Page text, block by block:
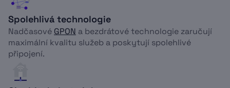
Spolehlivá technologie
Nadčasové GPON a bezdrátové technologie zaručují
maximální kvalitu služeb a poskytují spolehlivé
připojení.